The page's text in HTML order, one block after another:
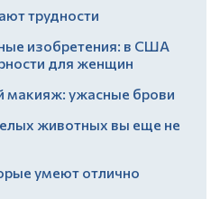
трудности
изобретения: в США
для женщин
макияж: ужасные брови
животных вы еще не
умеют отлично